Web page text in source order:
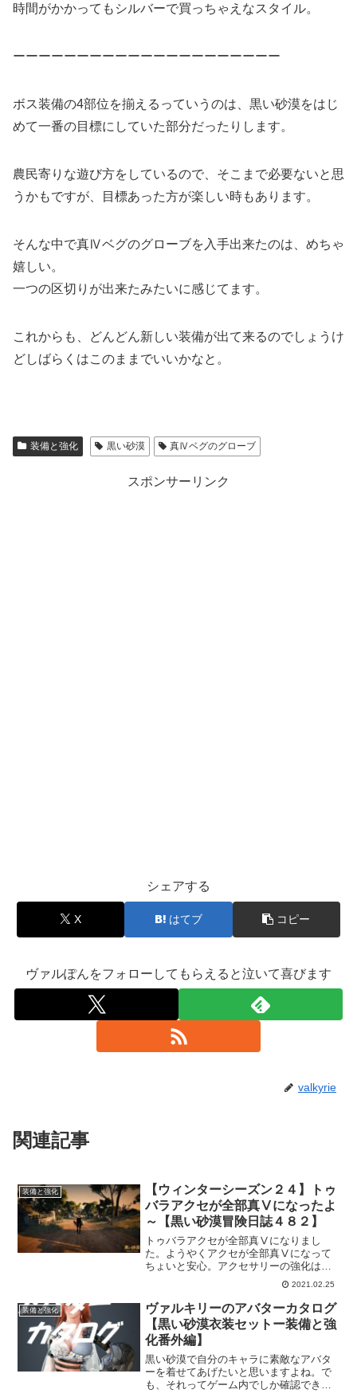
時間がかかってもシルバーで買っちゃえなスタイル。
ーーーーーーーーーーーーーーーーーーーーー
ボス装備の4部位を揃えるっていうのは、黒い砂漠をはじ
めて一番の目標にしていた部分だったりします。
農民寄りな遊び方をしているので、そこまで必要ないと思
うかもですが、目標あった方が楽しい時もあります。
そんな中で真Ⅳベグのグローブを入手出来たのは、めちゃ
嬉しい。
一つの区切りが出来たみたいに感じてます。
これからも、どんどん新しい装備が出て来るのでしょうけ
どしばらくはこのままでいいかなと。
装備と強化 黒い砂漠 真Ⅳベグのグローブ
スポンサーリンク
シェアする
X はてブ コピー
ヴァルぽんをフォローしてもらえると泣いて喜びます
valkyrie
関連記事
装備と強化
【ウィンターシーズン２４】トゥ
バラアクセが全部真Ⅴになったよ
～【黒い砂漠冒険日誌４８２】
トゥバラアクセが全部真Ⅴになりまし
た。ようやくアクセが全部真Ⅴになって
ちょいと安心。アクセサリーの強化は難
しいイメージがありましたけど、無事強
化完了できてよかった。けど、これって
武器と防具を強化しつつ貯まったスタッ
クでアクセを叩くというちょっともった
いない強化の仕方だった気もする。
2021.02.25
装備と強化
ヴァルキリーのアバターカタログ
【黒い砂漠衣装セットー装備と強
化番外編】
黒い砂漠で自分のキャラに素敵なアバタ
ーを着せてあげたいと思いますよね。で
も、それってゲーム内でしか確認できな